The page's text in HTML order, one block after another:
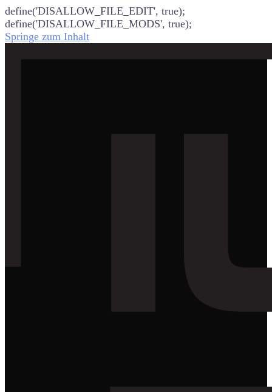
define('DISALLOW_FILE_EDIT', true);
define('DISALLOW_FILE_MODS', true);
Springe zum Inhalt